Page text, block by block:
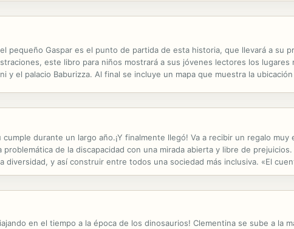
pequeño Gaspar es el punto de partida de esta historia, que llevará a su
este libro para niños mostrará a sus jóvenes lectores los lugares
y el palacio Baburizza. Al final se incluye un mapa que muestra la
durante un largo año.¡Y finalmente llegó! Va a recibir un regalo
de la discapacidad con una mirada abierta y libre de
diversidad, y así construir entre todos una sociedad más inclusiva. «El
pero excelente metáfora para muchas otras) de un hermano o...
en el tiempo a la época de los dinosaurios! Clementina se sube a la